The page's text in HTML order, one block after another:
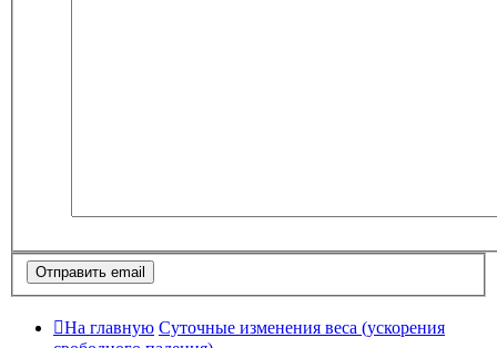
На главную Суточные изменения веса (ускорения